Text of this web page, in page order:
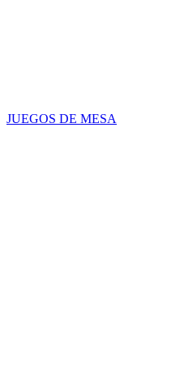
JUEGOS DE MESA